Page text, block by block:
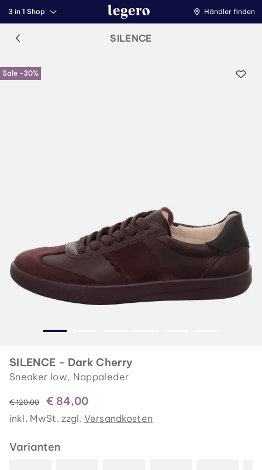
3 in 1 Shop Händler finden
SILENCE
Sale -30%
SILENCE - Dark Cherry
Sneaker low, Nappaleder
statt
€ 120,00 € 84,00
inkl. MwSt. zzgl. Versandkosten
Varianten